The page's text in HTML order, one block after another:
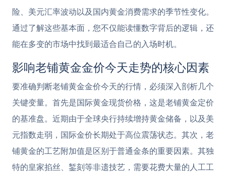
险、美元汇率波动以及国内黄金消费需求的季节性变化。
通过了解这些基本面，您不仅能读懂数字背后的逻辑，还
能在多变的市场中找到最适合自己的入场时机。
影响老铺黄金金价今天走势的核心因素
要准确判断老铺黄金金价今天的行情，必须深入剖析几个
关键变量。首先是国际黄金现货价格，这是老铺黄金定价
的基准盘。近期由于全球央行持续增持黄金储备，以及美
元指数走弱，国际金价长期处于高位震荡状态。其次，老
铺黄金的工艺附加值是区别于普通金条的重要因素。其独
特的皇家掐丝、錾刻等非遗技艺，需要花费大量的人工工